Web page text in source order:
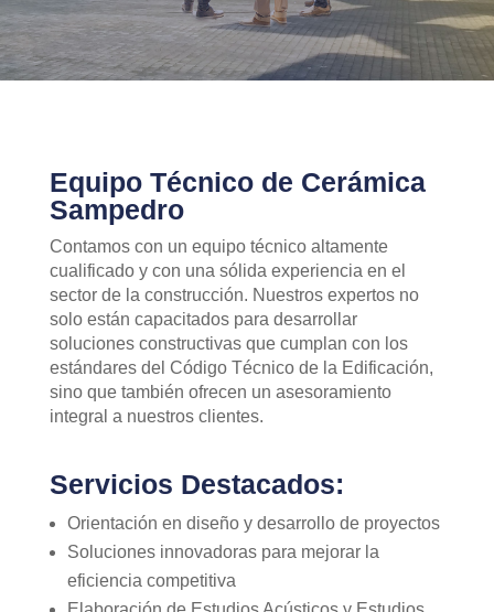
Equipo Técnico de Cerámica
Sampedro
Contamos con un equipo técnico altamente
cualificado y con una sólida experiencia en el
sector de la construcción. Nuestros expertos no
solo están capacitados para desarrollar
soluciones constructivas que cumplan con los
estándares del Código Técnico de la Edificación,
sino que también ofrecen un asesoramiento
integral a nuestros clientes.
Servicios Destacados:
Orientación en diseño y desarrollo de proyectos
Soluciones innovadoras para mejorar la
eficiencia competitiva